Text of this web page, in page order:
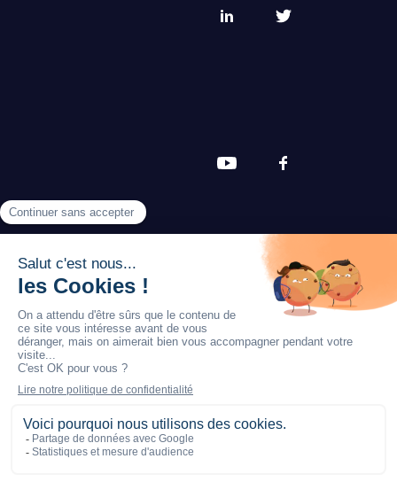
Développé et hébergé en France.